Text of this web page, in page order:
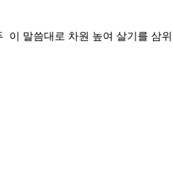
말씀대로 차원 높여 살기를 삼